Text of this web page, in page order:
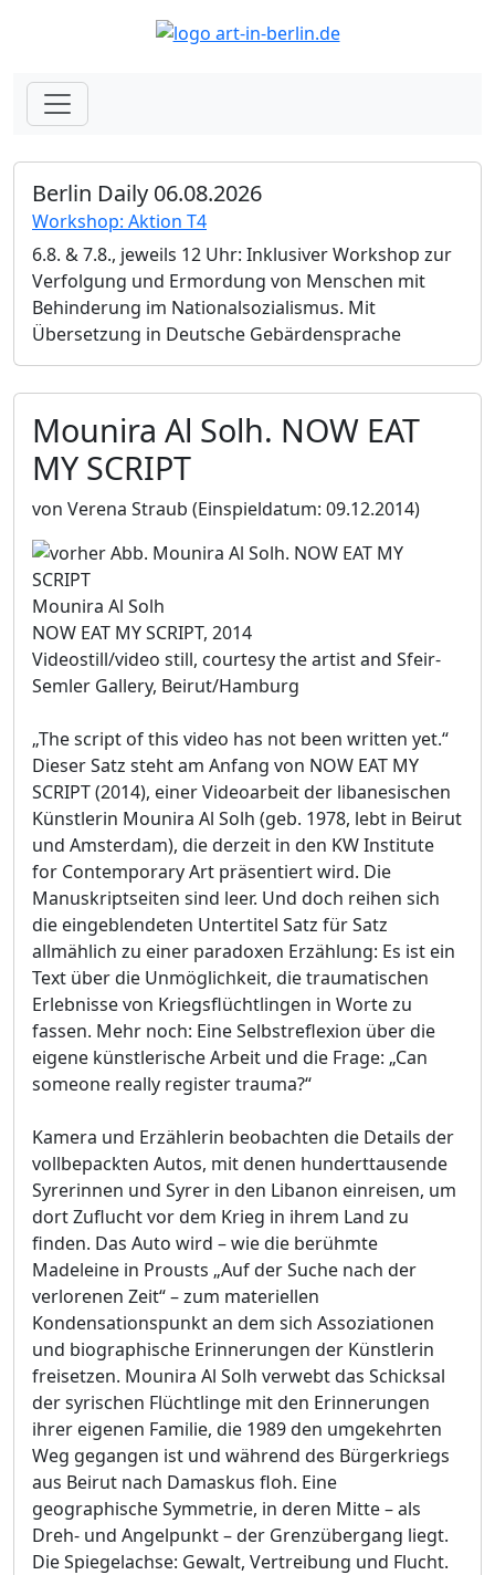
Berlin Daily 06.08.2026
Workshop: Aktion T4
6.8. & 7.8., jeweils 12 Uhr: Inklusiver Workshop zur
Verfolgung und Ermordung von Menschen mit
Behinderung im Nationalsozialismus. Mit
Übersetzung in Deutsche Gebärdensprache
Mounira Al Solh. NOW EAT
MY SCRIPT
von Verena Straub (Einspieldatum: 09.12.2014)
Mounira Al Solh
NOW EAT MY SCRIPT, 2014
Videostill/video still, courtesy the artist and Sfeir-
Semler Gallery, Beirut/Hamburg
„The script of this video has not been written yet.“
Dieser Satz steht am Anfang von NOW EAT MY
SCRIPT (2014), einer Videoarbeit der libanesischen
Künstlerin Mounira Al Solh (geb. 1978, lebt in Beirut
und Amsterdam), die derzeit in den KW Institute
for Contemporary Art präsentiert wird. Die
Manuskriptseiten sind leer. Und doch reihen sich
die eingeblendeten Untertitel Satz für Satz
allmählich zu einer paradoxen Erzählung: Es ist ein
Text über die Unmöglichkeit, die traumatischen
Erlebnisse von Kriegsflüchtlingen in Worte zu
fassen. Mehr noch: Eine Selbstreflexion über die
eigene künstlerische Arbeit und die Frage: „Can
someone really register trauma?“
Kamera und Erzählerin beobachten die Details der
vollbepackten Autos, mit denen hunderttausende
Syrerinnen und Syrer in den Libanon einreisen, um
dort Zuflucht vor dem Krieg in ihrem Land zu
finden. Das Auto wird – wie die berühmte
Madeleine in Prousts „Auf der Suche nach der
verlorenen Zeit“ – zum materiellen
Kondensationspunkt an dem sich Assoziationen
und biographische Erinnerungen der Künstlerin
freisetzen. Mounira Al Solh verwebt das Schicksal
der syrischen Flüchtlinge mit den Erinnerungen
ihrer eigenen Familie, die 1989 den umgekehrten
Weg gegangen ist und während des Bürgerkriegs
aus Beirut nach Damaskus floh. Eine
geographische Symmetrie, in deren Mitte – als
Dreh- und Angelpunkt – der Grenzübergang liegt.
Die Spiegelachse: Gewalt, Vertreibung und Flucht.